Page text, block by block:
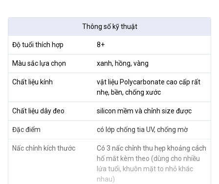
Thông số kỹ thuật
Độ tuổi thích hợp 8+
Màu sắc lựa chọn xanh, hồng, vàng
Chất liệu kính
vật liệu Polycarbonate cao cấp rất
nhẹ, bền, chống xước
Chất liệu dây đeo silicon mềm và chỉnh size được
Đặc điểm có lớp chống tia UV, chống mờ
Nấc chỉnh kích thước
Có 3 nấc chỉnh thu hẹp khoảng cách
hố mắt kèm theo (dùng cho nhiều
lứa tuổi, khuôn mặt to nhỏ khác
nhau)